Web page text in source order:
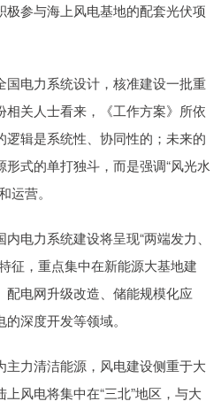
参与海上风电基地的配套光伏项
国电力系统设计，核准建设一批重
相关人士看来，《工作方案》所依
辑是系统性、协同性的；未来的
式的单打独斗，而是强调“风光水
运营。
电力系统建设将呈现“两端发力、
征，重点集中在新能源大基地建
电网升级改造、储能规模化应
深度开发等领域。
主力清洁能源，风电建设侧重于大
风电将集中在“三北”地区，与大